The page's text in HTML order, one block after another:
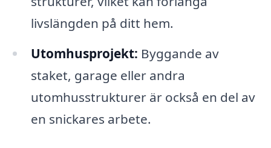
livslängden på ditt hem.
Utomhusprojekt: Byggande av
staket, garage eller andra
utomhusstrukturer är också en del av
en snickares arbete.